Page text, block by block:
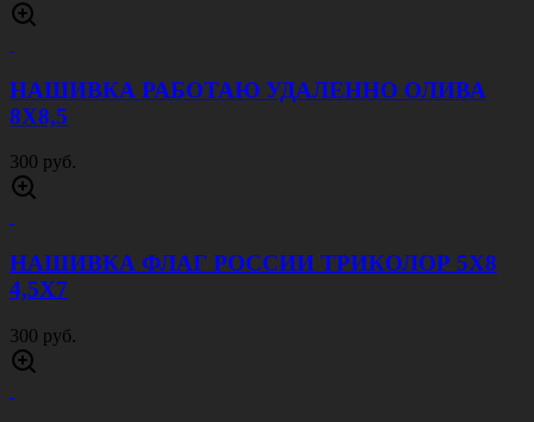
НАШИВКА РАБОТАЮ УДАЛЕННО ОЛИВА
8Х8,5
300 руб.
НАШИВКА ФЛАГ РОССИИ ТРИКОЛОР 5Х8
4,5Х7
300 руб.